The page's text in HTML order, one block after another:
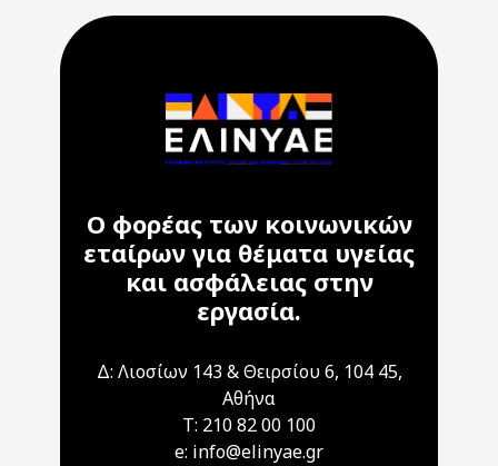
Ο φορέας των κοινωνικών
εταίρων για θέματα υγείας
και ασφάλειας στην
εργασία.
Δ: Λιοσίων 143 & Θειρσίου 6, 104 45,
Αθήνα
T: 210 82 00 100
e: info@elinyae.gr